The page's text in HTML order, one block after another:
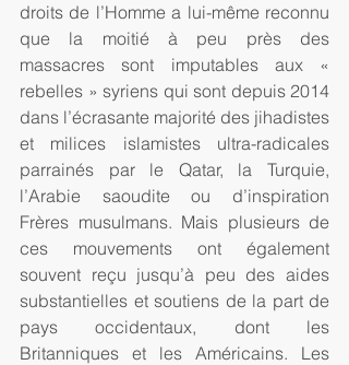
droits de l’Homme a lui-même reconnu
que la moitié à peu près des
massacres sont imputables aux «
rebelles » syriens qui sont depuis 2014
dans l’écrasante majorité des jihadistes
et milices islamistes ultra-radicales
parrainés par le Qatar, la Turquie,
l’Arabie saoudite ou d’inspiration
Frères musulmans. Mais plusieurs de
ces mouvements ont également
souvent reçu jusqu’à peu des aides
substantielles et soutiens de la part de
pays occidentaux, dont les
Britanniques et les Américains. Les